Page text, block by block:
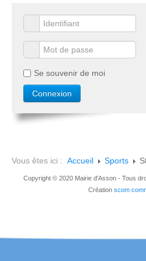
Se souvenir de moi
Vous êtes ici : Accueil Sports
Copyright © 2020 Mairie d'Asson - Tous
Création scom